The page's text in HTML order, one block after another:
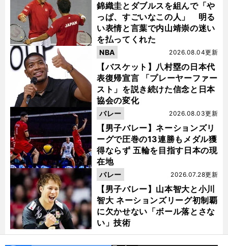
錦織圭とダブルスを組んで「や
っぱ、すごいなこの人」 明る
い表情と言葉で内山靖崇の迷い
を払ってくれた
【バスケット】八村塁の日本代
表復帰宣言 「プレーヤーファー
スト」を説き続けた信念と日本
協会の変化
2026.08.04更新
NBA
【男子バレー】ネーションズリ
ーグで圧巻の13連勝もメダル獲
得ならず 五輪を目指す日本の現
在地
2026.08.03更新
バレー
【男子バレー】山本智大と小川
智大 ネーションズリーグ初制覇
に欠かせない「ボール落とさな
い」技術
2026.07.28更新
バレー